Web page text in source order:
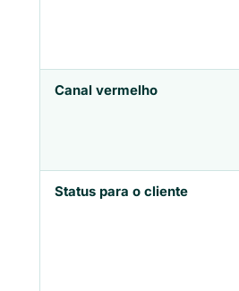
Canal vermelho
Status para o cliente